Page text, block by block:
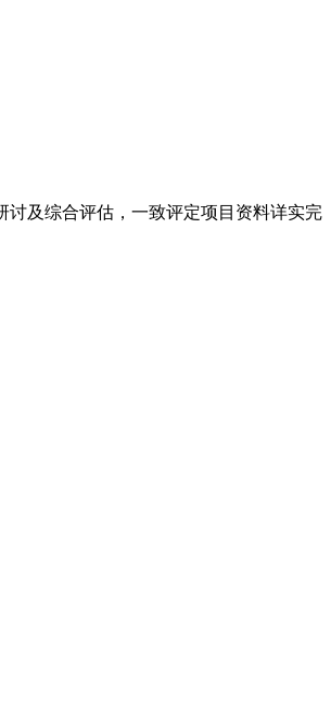
及综合评估，一致评定项目资料详实完